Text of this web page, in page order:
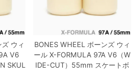
ズ ウィ
V6
SKUL
BONES WHEEL ボーンズ ウィ
ール X-FORMULA 97A V6（W
IDE-CUT） 55mm スケートボ